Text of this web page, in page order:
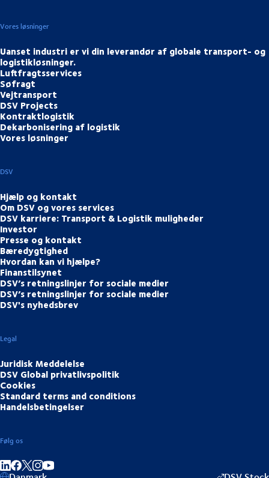
Vores løsninger
Uanset industri er vi din leverandør af globale transport- og
logistikløsninger.
Luftfragtsservices
Søfragt
Vejtransport
DSV Projects
Kontraktlogistik
Dekarbonisering af logistik
Vores løsninger
DSV
Hjælp og kontakt
Om DSV og vores services
DSV karriere: Transport & Logistik muligheder
Investor
Presse og kontakt
Bæredygtighed
Hvordan kan vi hjælpe?
Finanstilsynet
DSV’s retningslinjer for sociale medier
DSV’s retningslinjer for sociale medier
DSV's nyhedsbrev
Legal
Juridisk Meddelelse
DSV Global privatlivspolitik
Cookies
Standard terms and conditions
Handelsbetingelser
Følg os